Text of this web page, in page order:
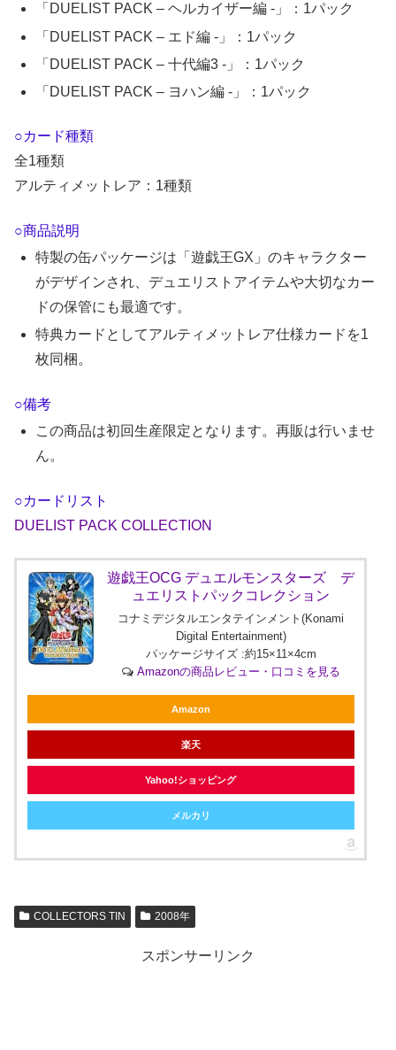
「DUELIST PACK – ヘルカイザー編 -」：1パック
「DUELIST PACK – エド編 -」：1パック
「DUELIST PACK – 十代編3 -」：1パック
「DUELIST PACK – ヨハン編 -」：1パック
○カード種類
全1種類
アルティメットレア：1種類
○商品説明
特製の缶パッケージは「遊戯王GX」のキャラクター
がデザインされ、デュエリストアイテムや大切なカー
ドの保管にも最適です。
特典カードとしてアルティメットレア仕様カードを1
枚同梱。
○備考
この商品は初回生産限定となります。再販は行いませ
ん。
○カードリスト
DUELIST PACK COLLECTION
遊戯王OCG デュエルモンスターズ デ
ュエリストパックコレクション
コナミデジタルエンタテインメント(Konami
Digital Entertainment)
パッケージサイズ :約15×11×4cm
Amazonの商品レビュー・口コミを見る
Amazon
楽天
Yahoo!ショッピング
メルカリ
COLLECTORS TIN 2008年
スポンサーリンク